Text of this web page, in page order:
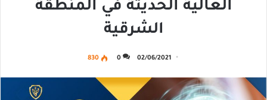
العالية الحديثة في المنطقة
الشرقية
02/06/2021
0
830